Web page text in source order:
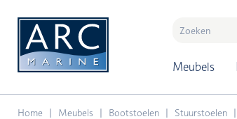
Meubels
Home Meubels Bootstoelen Stuurstoelen